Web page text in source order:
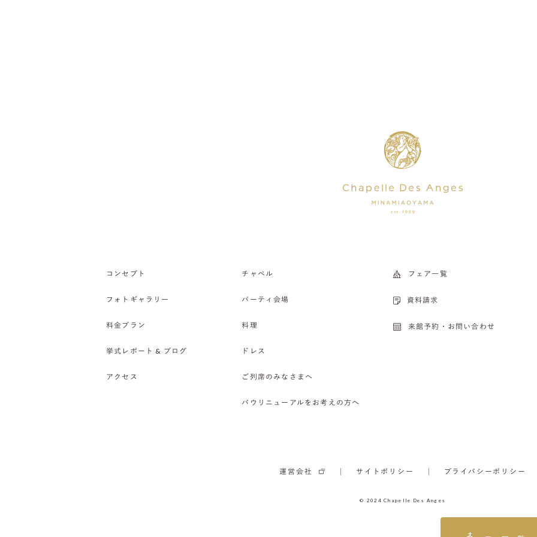
コンセプト
フォトギャラリー
料金プラン
挙式レポート & ブログ
アクセス
チャペル
パーティ会場
料理
ドレス
ご列席のみなさまへ
バウリニューアルをお考えの方へ
フェア一覧
資料請求
来館予約・お問い合わせ
運営会社 サイトポリシー プライバシーポリシー
© 2024 Chapelle Des Anges